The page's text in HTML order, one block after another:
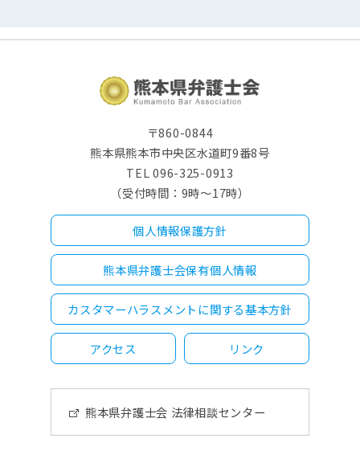
〒860-0844
熊本県熊本市中央区水道町9番8号
TEL 096-325-0913
（受付時間：9時～17時）
個人情報保護方針
熊本県弁護士会保有個人情報
カスタマーハラスメントに関する基本方針
アクセス リンク
熊本県弁護士会 法律相談センター